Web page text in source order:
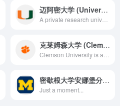
迈阿密大学 (University of Miami)
克莱姆森大学 (Clemson University)
密歇根大学安娜堡分校 (University of Michigan, Ann Arbor)
Just a moment...